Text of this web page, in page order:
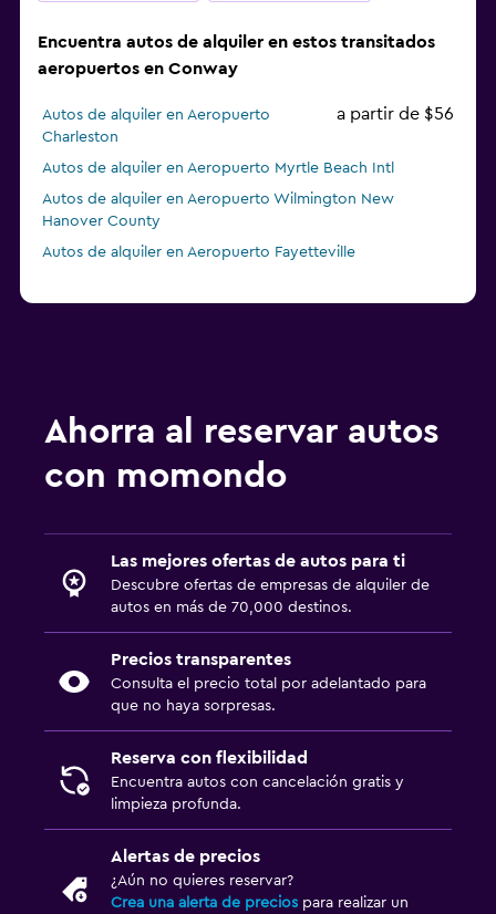
Encuentra autos de alquiler en estos transitados
aeropuertos en Conway
Autos de alquiler en Aeropuerto
Charleston
a partir de $56
Autos de alquiler en Aeropuerto Myrtle Beach Intl
Autos de alquiler en Aeropuerto Wilmington New
Hanover County
Autos de alquiler en Aeropuerto Fayetteville
Ahorra al reservar autos
con momondo
Las mejores ofertas de autos para ti
Descubre ofertas de empresas de alquiler de
autos en más de 70,000 destinos.
Precios transparentes
Consulta el precio total por adelantado para
que no haya sorpresas.
Reserva con flexibilidad
Encuentra autos con cancelación gratis y
limpieza profunda.
Alertas de precios
¿Aún no quieres reservar?
Crea una alerta de precios para realizar un